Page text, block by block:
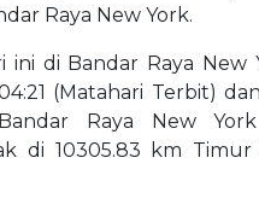
Raya New York.
ini di Bandar Raya New
(Matahari Terbit)
Raya New
di 10305.83 km